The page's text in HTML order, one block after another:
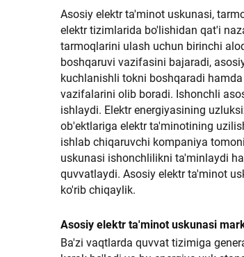
Asosiy elektr ta'minot uskunasi,
elektr tizimlarida bo'lishidan qat'i
tarmoqlarini ulash uchun birinchi
boshqaruvi vazifasini bajaradi,
kuchlanishli tokni boshqaradi
vazifalarini olib boradi. Ishonchli
ishlaydi. Elektr energiyasining
ob'ektlariga elektr ta'minotining
ishlab chiqaruvchi kompaniya
uskunasi ishonchlilikni ta'minlaydi
quvvatlaydi. Asosiy elektr ta'minot
ko'rib chiqaylik.
Asosiy elektr ta'minot uskunasi
Ba'zi vaqtlarda quvvat tizimiga